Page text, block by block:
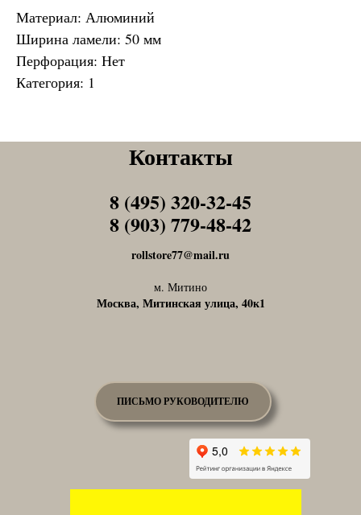
Материал: Алюминий
Ширина ламели: 50 мм
Перфорация: Нет
Категория: 1
Контакты
rollstore77@mail.ru
м. Митино
Москва, Митинская улица, 40к1
8 (495) 320-32-45
8 (903) 779-48-42
Tel1
Tel1
ПИСЬМО РУКОВОДИТЕЛЮ